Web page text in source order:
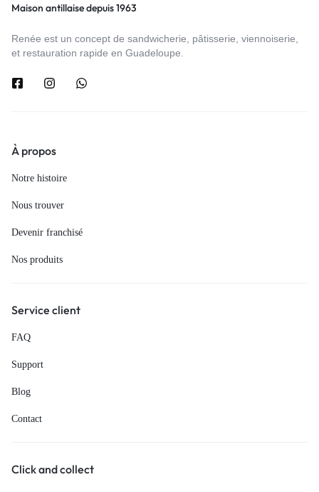
Maison antillaise depuis 1963
Renée est un concept de sandwicherie, pâtisserie, viennoiserie,
et restauration rapide en Guadeloupe.
À propos
Notre histoire
Nous trouver
Devenir franchisé
Nos produits
Service client
FAQ
Support
Blog
Contact
Click and collect